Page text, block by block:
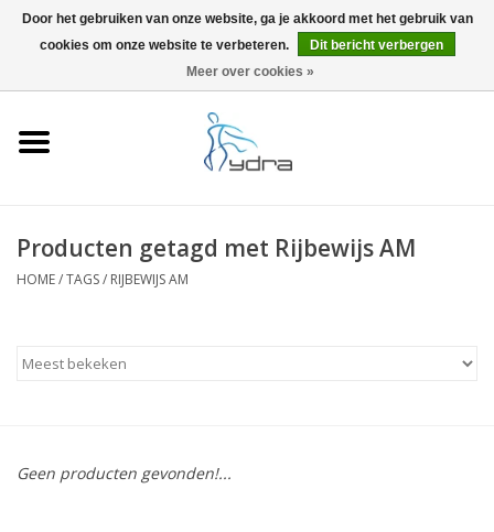
0 Artikelen - €0,00
Accessoires
Producten getagd met Rijbewijs AM
HOME/TAGS/ RIJBEWIJS AM
Geen producten gevonden!...
Door het gebruiken van onze website, ga je akkoord met het gebruik van
cookies om onze website te verbeteren.
Dit bericht verbergen
Meer over cookies »